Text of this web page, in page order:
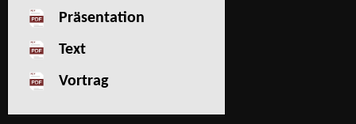
Präsentation
Text
Vortrag